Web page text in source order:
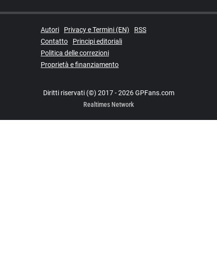
Autori Privacy e Termini (EN)
RSS
Contatto
Principi editoriali
Politica delle correzioni
Proprietà e finanziamento
Diritti riservati (©) 2017 - 2026 GPFans.com
Realtimes Network